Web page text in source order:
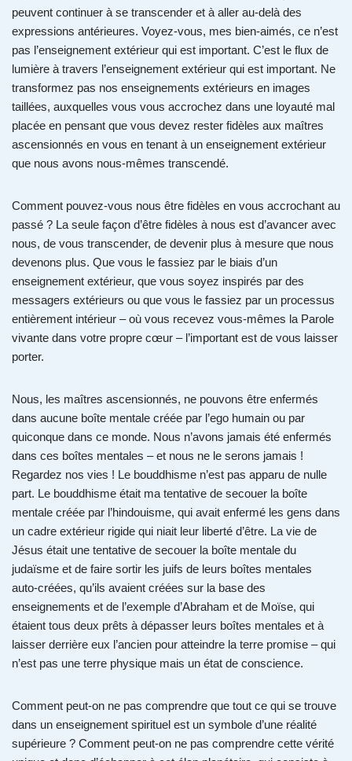
peuvent continuer à se transcender et à aller au-delà des
expressions antérieures. Voyez-vous, mes bien-aimés, ce n’est
pas l’enseignement extérieur qui est important. C’est le flux de
lumière à travers l’enseignement extérieur qui est important. Ne
transformez pas nos enseignements extérieurs en images
taillées, auxquelles vous vous accrochez dans une loyauté mal
placée en pensant que vous devez rester fidèles aux maîtres
ascensionnés en vous en tenant à un enseignement extérieur
que nous avons nous-mêmes transcendé.
Comment pouvez-vous nous être fidèles en vous accrochant au
passé ? La seule façon d’être fidèles à nous est d’avancer avec
nous, de vous transcender, de devenir plus à mesure que nous
devenons plus. Que vous le fassiez par le biais d’un
enseignement extérieur, que vous soyez inspirés par des
messagers extérieurs ou que vous le fassiez par un processus
entièrement intérieur – où vous recevez vous-mêmes la Parole
vivante dans votre propre cœur – l’important est de vous laisser
porter.
Nous, les maîtres ascensionnés, ne pouvons être enfermés
dans aucune boîte mentale créée par l’ego humain ou par
quiconque dans ce monde. Nous n’avons jamais été enfermés
dans ces boîtes mentales – et nous ne le serons jamais !
Regardez nos vies ! Le bouddhisme n’est pas apparu de nulle
part. Le bouddhisme était ma tentative de secouer la boîte
mentale créée par l’hindouisme, qui avait enfermé les gens dans
un cadre extérieur rigide qui niait leur liberté d’être. La vie de
Jésus était une tentative de secouer la boîte mentale du
judaïsme et de faire sortir les juifs de leurs boîtes mentales
auto-créées, qu’ils avaient créées sur la base des
enseignements et de l’exemple d’Abraham et de Moïse, qui
étaient tous deux prêts à dépasser leurs boîtes mentales et à
laisser derrière eux l’ancien pour atteindre la terre promise – qui
n’est pas une terre physique mais un état de conscience.
Comment peut-on ne pas comprendre que tout ce qui se trouve
dans un enseignement spirituel est un symbole d’une réalité
supérieure ? Comment peut-on ne pas comprendre cette vérité